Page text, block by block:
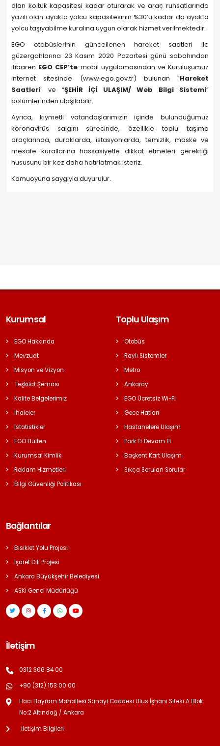
olan koltuk kapasitesi kadar oturarak ve araç ruhsatlarında
yazılı olan ayakta yolcu kapasitesinin %30’u kadar da ayakta
yolcu taşıyabilme kuralına uygun olarak hizmet verilmektedir.
EGO otobüslerinin güncellenen hareket saatleri ile
güzergahlarına 23 Kasım 2020 Pazartesi günü sabahından
itibaren EGO CEP’te mobil uygulamasından ve Kuruluşumuz
internet sitesinde (www.ego.gov.tr) bulunan "Hareket
Saatleri" ve “ŞEHİR İÇİ ULAŞIM/ Web Bilgi Sistemi”
bölümlerinden ulaşılabilir.
Ayrıca, kıymetli vatandaşlarımızın içinde bulunduğumuz
koronavirüs salgını sürecinde, özellikle toplu taşıma
araçlarında, duraklarda, istasyonlarda, temizlik, maske ve
mesafe kurallarına hassasiyetle dikkat etmeleri gerektiği
hususunu bir kez daha hatırlatmak isteriz.
Kamuoyuna saygıyla duyurulur.
Kurumsal
EGO Hakkında
Mevzuat
Misyon ve Vizyon
Teşkilat Şeması
Kalite Belgelerimiz
İhaleler
İstatistikler
EGO Bülten
Kurumsal Kimlik
Reklam Hizmetleri
Bilgi Güvenliği Politikası
Toplu Ulaşım
Otobüs
Raylı Sistemler
Metro
Ankaray
EGO Ücretsiz Wi-Fi
Gece Hatları
Hastanelere Ulaşım
Park Et Devam Et
Başkent Kart Ulaşım
Sıkça Sorulan Sorular
Bağlantılar
Bisiklet Yolu Projesi
İşaret Dili Projesi
Ankara Büyükşehir Belediyesi
ASKİ Genel Müdürlüğü
İletişim
0312 306 84 00
+90 (312) 153 00 00
Hacı Bayram Mahallesi Sanayi Caddesi Ulus İşhanı Sitesi A Blok
No:2 Altındağ / Ankara
İletişim Bilgileri